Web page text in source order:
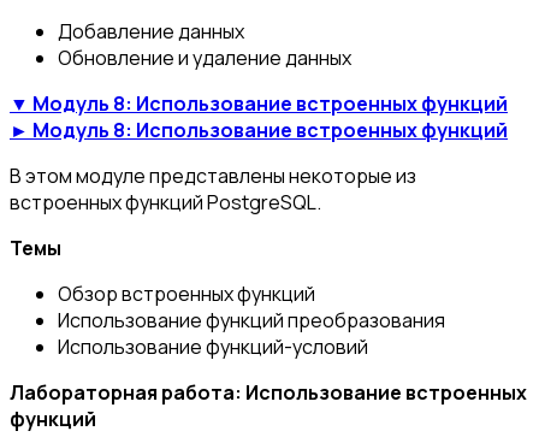
Добавление данных
Обновление и удаление данных
▼ Модуль 8: Использование встроенных функций
► Модуль 8: Использование встроенных функций
В этом модуле представлены некоторые из
встроенных функций PostgreSQL.
Темы
Обзор встроенных функций
Использование функций преобразования
Использование функций-условий
Лабораторная работа: Использование встроенных
функций